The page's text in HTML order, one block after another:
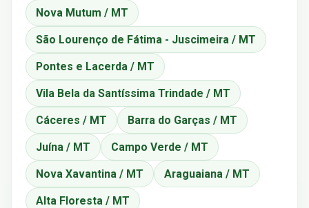
Nova Mutum / MT
São Lourenço de Fátima - Juscimeira / MT
Pontes e Lacerda / MT
Vila Bela da Santíssima Trindade / MT
Cáceres / MT Barra do Garças / MT
Juína / MT Campo Verde / MT
Nova Xavantina / MT Araguaiana / MT
Alta Floresta / MT